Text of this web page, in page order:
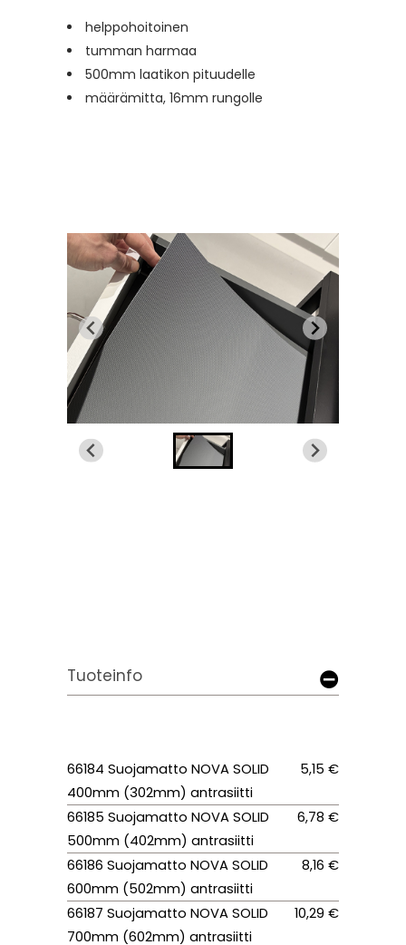
helppohoitoinen
tumman harmaa
500mm laatikon pituudelle
määrämitta, 16mm rungolle
Tuoteinfo
66184 Suojamatto NOVA SOLID
400mm (302mm) antrasiitti
5,15 €
66185 Suojamatto NOVA SOLID
500mm (402mm) antrasiitti
6,78 €
66186 Suojamatto NOVA SOLID
600mm (502mm) antrasiitti
8,16 €
66187 Suojamatto NOVA SOLID
700mm (602mm) antrasiitti
10,29 €